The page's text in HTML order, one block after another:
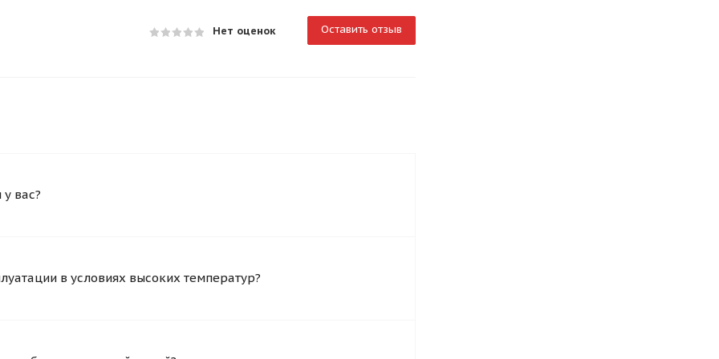
Нет оценок Оставить отзыв
вас?
в условиях высоких температур?